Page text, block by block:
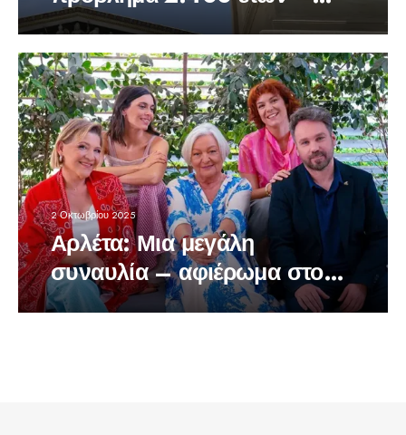
Σκέφτεται σαν άνθρωπος;
2 Οκτωβρίου 2025
Αρλέτα: Μια μεγάλη
συναυλία – αφιέρωμα στο
Ηρώδειο